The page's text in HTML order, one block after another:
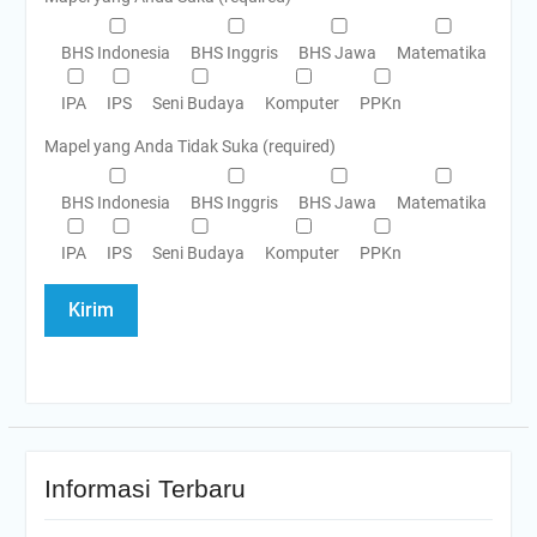
BHS Indonesia BHS Inggris BHS Jawa Matematika
IPA IPS Seni Budaya Komputer PPKn
Mapel yang Anda Tidak Suka (required)
BHS Indonesia BHS Inggris BHS Jawa Matematika
IPA IPS Seni Budaya Komputer PPKn
Informasi Terbaru